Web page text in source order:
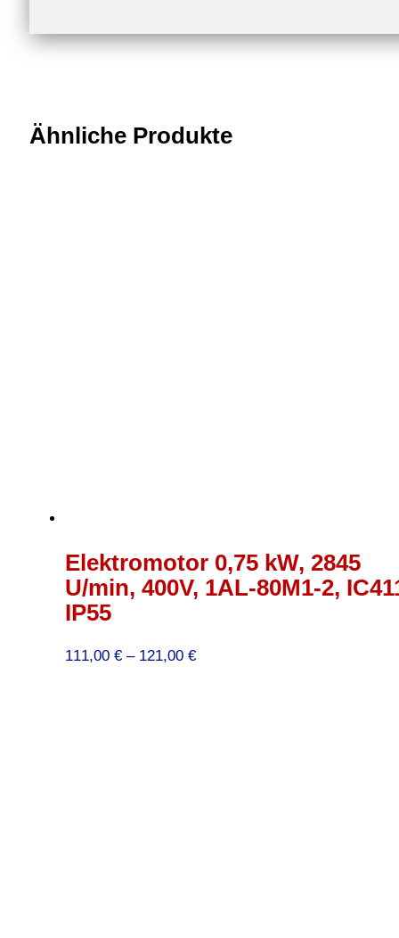
Ähnliche Produkte
Elektromotor 0,75 kW, 2845
U/min, 400V, 1AL-80M1-2,
IP55
111,00 € – 121,00 €Preisspanne: